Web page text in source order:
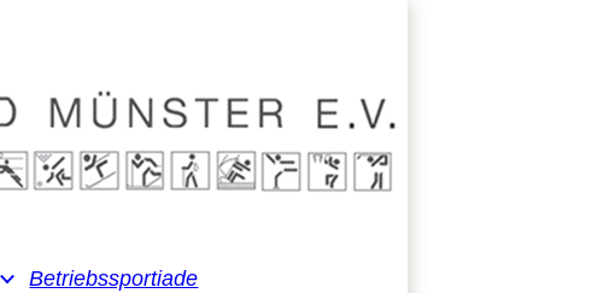
Betriebssportiade